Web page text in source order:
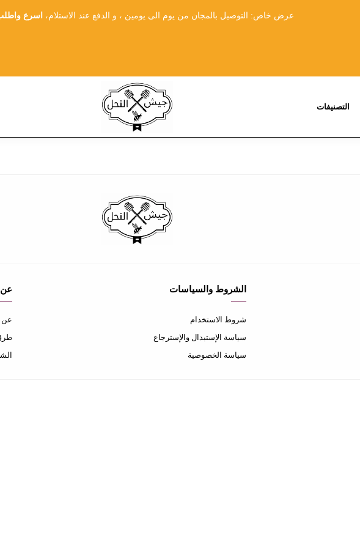
عرض خاص: التوصيل بالمجان من يوم الى يومين ، و الدفع عند الاستلام، اسرع
التصنيفات
الشروط والسياسات
شروط الاستخدام
سياسة الإستبدال والإسترجاع
سياسة الخصوصية
عن
عن